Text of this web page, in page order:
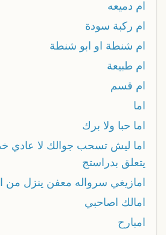
ام دميعه
ام ركبة سودة
ام شنطة او ابو شنطة
ام طبيعة
ام قسم
اما
اما حبا ولا برك
اما ليش تسحب جوالك لا عادي
يتعلق بدراستج
امازيغي سرواله معفن ينزل من
امالك اصاحبي
امبارح